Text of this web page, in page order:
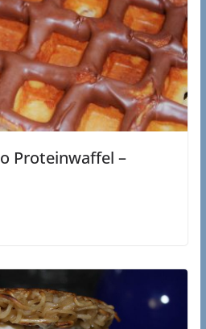
Proteinwaffel –